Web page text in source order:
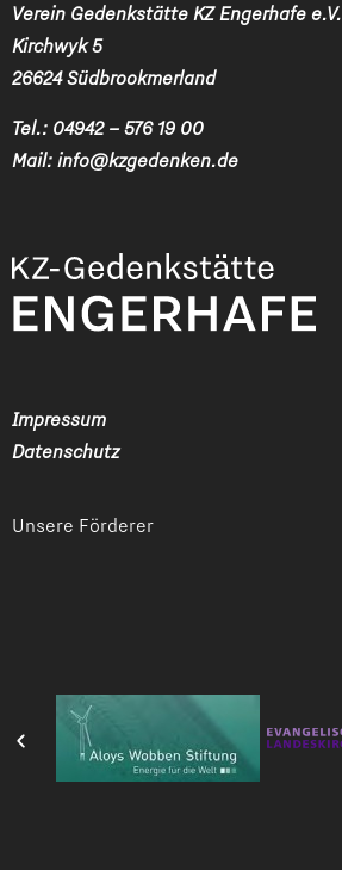
Verein Gedenkstätte KZ Engerhafe e.V.
Kirchwyk 5
26624 Südbrookmerland
Tel.: 04942 – 576 19 00
Mail: info@kzgedenken.de
Impressum
Datenschutz
Unsere Förderer